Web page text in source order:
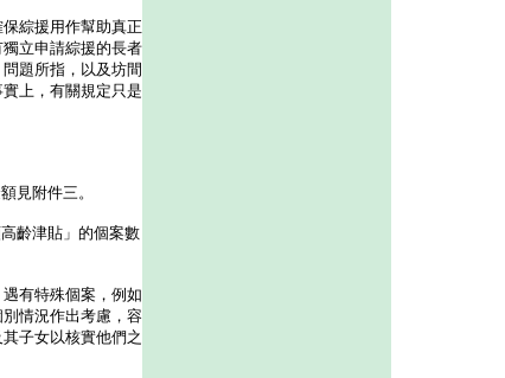
綜援用作幫助真正
立申請綜援的長者
題所指，以及坊間
上，有關規定只是
見附件三。
齡津貼」的個案數
有特殊個案，例如
情況作出考慮，容
子女以核實他們之